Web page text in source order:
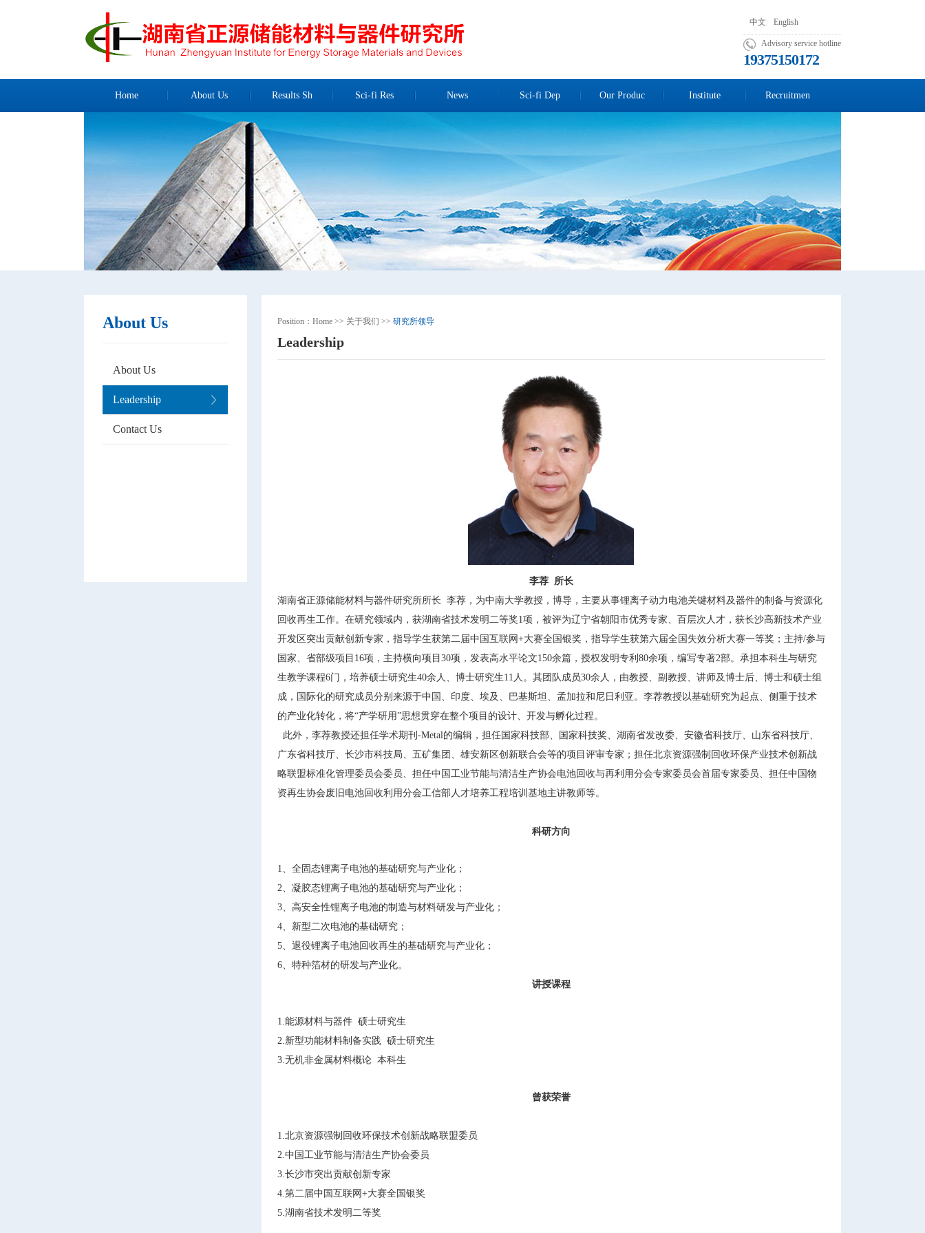
中文 English
Advisory service hotline
19375150172
Home About Us Results Sh Sci-fi Res News Sci-fi Dep Our Produc Institute Recruitmen
About Us
About Us
Leadership
Contact Us
Position： Home >> 关于我们 >> 研究所领导
Leadership
李荐 所长
湖南省正源储能材料与器件研究所所长 李荐，为中南大学教授，博导，主要从事锂离子动力电池关键材料及器件的制备与资源化
回收再生工作。在研究领域内，获湖南省技术发明二等奖1项，被评为辽宁省朝阳市优秀专家、百层次人才，获长沙高新技术产业
开发区突出贡献创新专家，指导学生获第二届中国互联网+大赛全国银奖，指导学生获第六届全国失效分析大赛一等奖；主持/参与
国家、省部级项目16项，主持横向项目30项，发表高水平论文150余篇，授权发明专利80余项，编写专著2部。承担本科生与研究
生教学课程6门，培养硕士研究生40余人、博士研究生11人。其团队成员30余人，由教授、副教授、讲师及博士后、博士和硕士组
成，国际化的研究成员分别来源于中国、印度、埃及、巴基斯坦、孟加拉和尼日利亚。李荐教授以基础研究为起点、侧重于技术
的产业化转化，将“产学研用”思想贯穿在整个项目的设计、开发与孵化过程。
此外，李荐教授还担任学术期刊-Metal的编辑，担任国家科技部、国家科技奖、湖南省发改委、安徽省科技厅、山东省科技厅、
广东省科技厅、长沙市科技局、五矿集团、雄安新区创新联合会等的项目评审专家；担任北京资源强制回收环保产业技术创新战
略联盟标准化管理委员会委员、担任中国工业节能与清洁生产协会电池回收与再利用分会专家委员会首届专家委员、担任中国物
资再生协会废旧电池回收利用分会工信部人才培养工程培训基地主讲教师等。
科研方向
1、全固态锂离子电池的基础研究与产业化；
2、凝胶态锂离子电池的基础研究与产业化；
3、高安全性锂离子电池的制造与材料研发与产业化；
4、新型二次电池的基础研究；
5、退役锂离子电池回收再生的基础研究与产业化；
6、特种箔材的研发与产业化。
讲授课程
1.能源材料与器件 硕士研究生
2.新型功能材料制备实践 硕士研究生
3.无机非金属材料概论 本科生
曾获荣誉
1.北京资源强制回收环保技术创新战略联盟委员
2.中国工业节能与清洁生产协会委员
3.长沙市突出贡献创新专家
4.第二届中国互联网+大赛全国银奖
5.湖南省技术发明二等奖